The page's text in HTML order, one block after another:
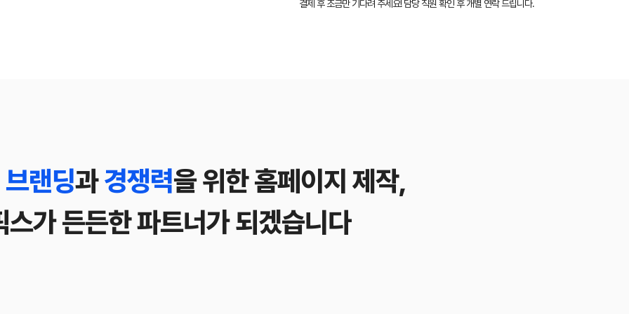
결제 후 조금만 기다려 주세요! 담당 직원 확인 후 개별 연락 드립니다.
랜딩과경쟁력을 위한 홈페이지 제작,
스가 든든한 파트너가 되겠습니다